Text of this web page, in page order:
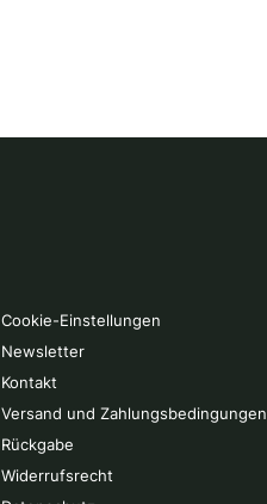
Cookie-Einstellungen
Newsletter
Kontakt
Versand und Zahlungsbedingungen
Rückgabe
Widerrufsrecht